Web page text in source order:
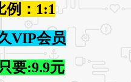
例：1:1
VIP会员
要:9.9元